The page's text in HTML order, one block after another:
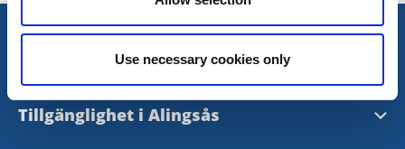
Use necessary cookies only
Öppettider och kontakt
Öppettider och kontakt
Tillgänglighet i Alingsås